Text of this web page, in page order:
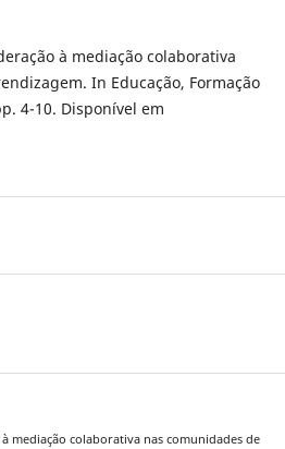
à mediação colaborativa
In Educação, Formação
4-10. Disponível em
à mediação colaborativa nas comunidades de